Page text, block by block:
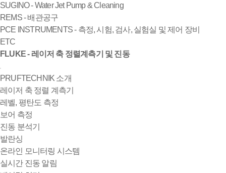
SUGINO - Water Jet Pump & Cleaning
REMS - 배관공구
PCE INSTRUMENTS - 측정, 시험, 검사, 실험실 및 제어 장비
ETC
FLUKE - 레이저 축 정렬계측기 및 진동
PRUFTECHNIK 소개
레이저 축 정렬 계측기
레벨, 평탄도 측정
보어 측정
진동 분석기
발란싱
온라인 모니터링 시스템
실시간 진동 알림